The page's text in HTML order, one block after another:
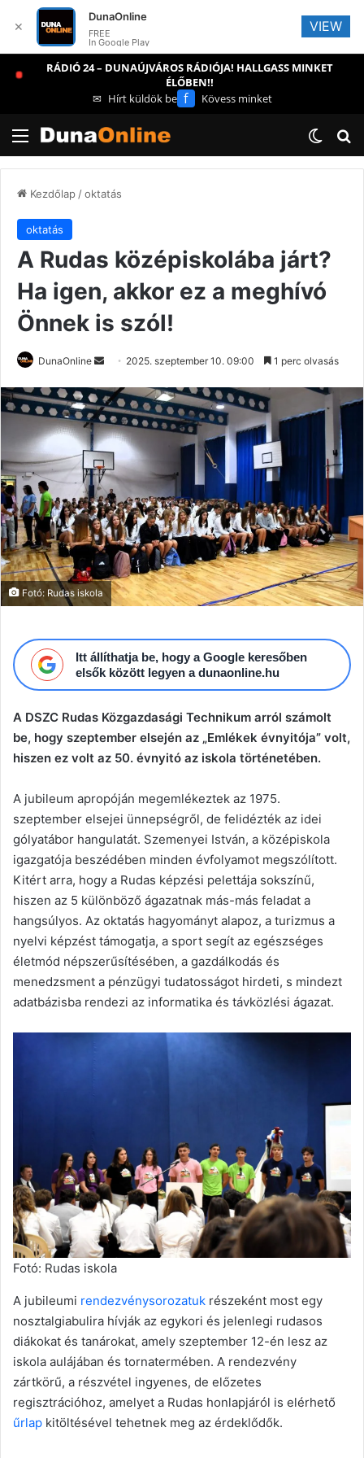
RÁDIÓ 24 – DUNAÚJVÁROS RÁDIÓJA! HALLGASS MINKET
ÉLŐBEN!!
✉ Hírt küldök be f Kövess minket
Menü
Kezdőlap/oktatás
oktatás
A Rudas középiskolába járt?
Ha igen, akkor ez a meghívó
Önnek is szól!
DunaOnline
Send
email
2025. szeptember 10. 09:00 1 perc olvasás
Fotó: Rudas iskola
Itt állíthatja be, hogy a Google keresőben
elsők között legyen a dunaonline.hu
A DSZC Rudas Közgazdasági Technikum arról számolt
be, hogy szeptember elsején az „Emlékek évnyitója” volt,
hiszen ez volt az 50. évnyitó az iskola történetében.
A jubileum apropóján megemlékeztek az 1975.
szeptember elsejei ünnepségről, de felidézték az idei
gólyatábor hangulatát. Szemenyei István, a középiskola
igazgatója beszédében minden évfolyamot megszólított.
Kitért arra, hogy a Rudas képzési pelettája sokszínű,
hiszen az 5 különböző ágazatnak más-más feladat a
hangsúlyos. Az oktatás hagyományt alapoz, a turizmus a
nyelvi képzést támogatja, a sport segít az egészséges
életmód népszerűsítésében, a gazdálkodás és
menedzsment a pénzügyi tudatosságot hirdeti, s mindezt
adatbázisba rendezi az informatika és távközlési ágazat.
Fotó: Rudas iskola
A jubileumi rendezvénysorozatuk részeként most egy
nosztalgiabulira hívják az egykori és jelenlegi rudasos
diákokat és tanárokat, amely szeptember 12-én lesz az
iskola aulájában és tornatermében. A rendezvény
zártkörű, a részvétel ingyenes, de előzetes
regisztrációhoz, amelyet a Rudas honlapjáról is elérhető
űrlap kitöltésével tehetnek meg az érdeklődők.
✕
DunaOnline
FREE
In Google Play
VIEW